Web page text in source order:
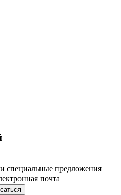
специальные предложения
почта